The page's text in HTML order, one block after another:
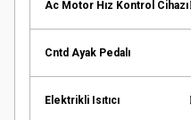
Ac Motor Hız Kontrol Cihazı
Cntd Ayak Pedalı
Elektrikli Isıtıcı